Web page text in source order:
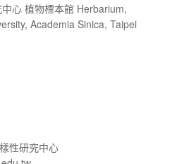
心 植物標本館 Herbarium,
Academia Sinica, Taipei
性研究中心